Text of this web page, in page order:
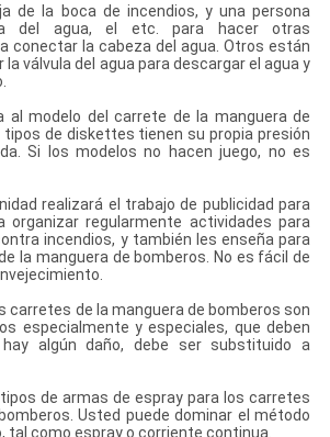
de la boca de incendios, y una persona
del agua, el etc. para hacer otras
conectar la cabeza del agua. Otros están
la válvula del agua para descargar el agua y
al modelo del carrete de la manguera de
tipos de diskettes tienen su propia presión
Si los modelos no hacen juego, no es
realizará el trabajo de publicidad para
organizar regularmente actividades para
incendios, y también les enseña para
la manguera de bomberos. No es fácil de
carretes de la manguera de bomberos son
especialmente y especiales, que deben
algún daño, debe ser substituido a
de armas de espray para los carretes
Usted puede dominar el método
tal como espray o corriente continua.